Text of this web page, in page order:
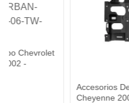
Accesorios Depo
Cheyenne 2003 2006 -